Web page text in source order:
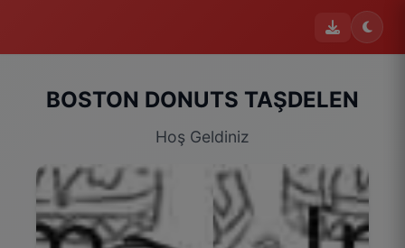
BOSTON DONUTS TAŞDELEN
Hoş Geldiniz